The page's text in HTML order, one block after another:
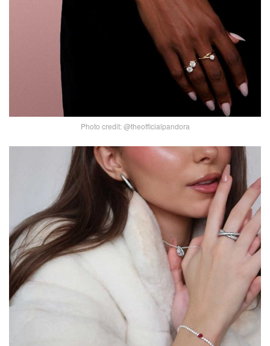
Photo credit: @theofficialpandora